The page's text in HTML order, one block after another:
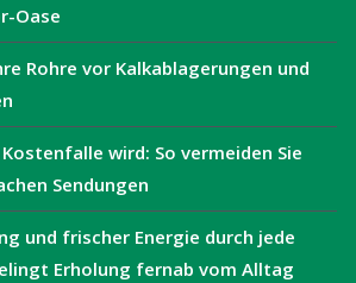
Oase
Rohre vor Kalkablagerungen und
wird: So vermeiden Sie
Sendungen
und frischer Energie durch jede
Erholung fernab vom Alltag